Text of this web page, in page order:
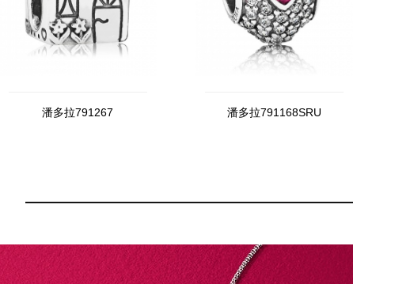
潘多拉791267 潘多拉791168SRU